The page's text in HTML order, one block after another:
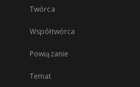
Twórca
Współtwórca
Powiązanie
Temat